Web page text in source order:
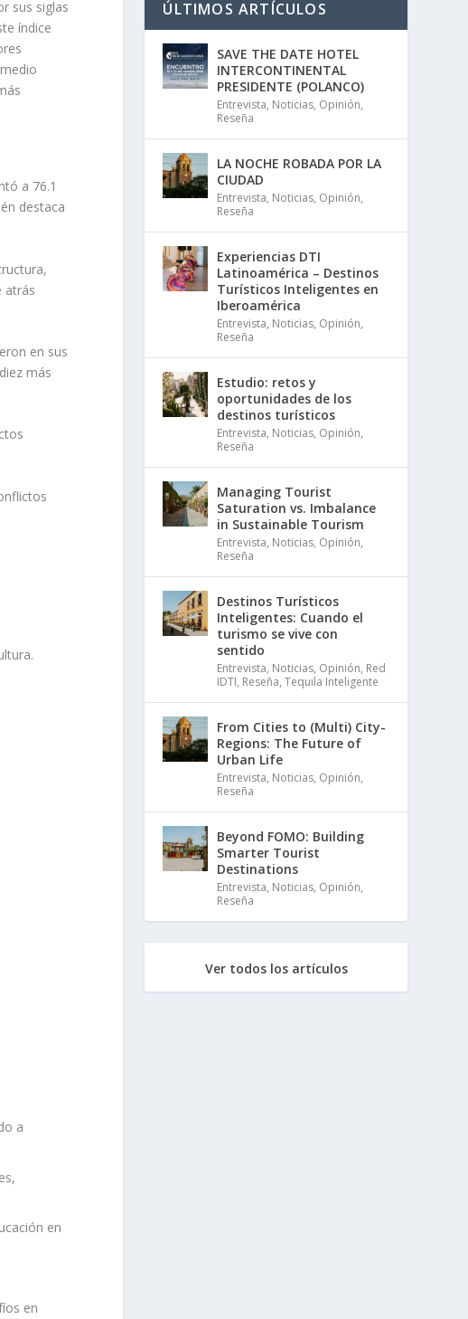
sus siglas
índice
a 76.1
destaca
atrás
en sus
más
a
en
en
ÚLTIMOS ARTÍCULOS
SAVE THE DATE HOTEL
INTERCONTINENTAL
PRESIDENTE (POLANCO)
Entrevista, Noticias, Opinión,
Reseña
LA NOCHE ROBADA POR LA
CIUDAD
Entrevista, Noticias, Opinión,
Reseña
Experiencias DTI
Latinoamérica – Destinos
Turísticos Inteligentes en
Iberoamérica
Entrevista, Noticias, Opinión,
Reseña
Estudio: retos y
oportunidades de los
destinos turísticos
Entrevista, Noticias, Opinión,
Reseña
Managing Tourist
Saturation vs. Imbalance
in Sustainable Tourism
Entrevista, Noticias, Opinión,
Reseña
Destinos Turísticos
Inteligentes: Cuando el
turismo se vive con
sentido
Entrevista, Noticias, Opinión, Red
IDTI, Reseña,Tequila Inteligente
From Cities to (Multi) City-
Regions: The Future of
Urban Life
Entrevista, Noticias, Opinión,
Reseña
Beyond FOMO: Building
Smarter Tourist
Destinations
Entrevista, Noticias, Opinión,
Reseña
Ver todos los artículos